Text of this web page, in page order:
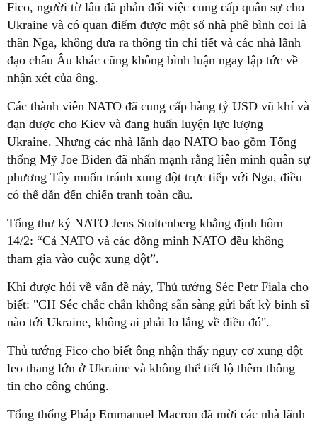
Fico, người từ lâu đã phản đối việc cung cấp quân sự cho
Ukraine và có quan điểm được một số nhà phê bình coi là
thân Nga, không đưa ra thông tin chi tiết và các nhà lãnh
đạo châu Âu khác cũng không bình luận ngay lập tức về
nhận xét của ông.
Các thành viên NATO đã cung cấp hàng tỷ USD vũ khí và
đạn dược cho Kiev và đang huấn luyện lực lượng
Ukraine. Nhưng các nhà lãnh đạo NATO bao gồm Tổng
thống Mỹ Joe Biden đã nhấn mạnh rằng liên minh quân sự
phương Tây muốn tránh xung đột trực tiếp với Nga, điều
có thể dẫn đến chiến tranh toàn cầu.
Tổng thư ký NATO Jens Stoltenberg khẳng định hôm
14/2: “Cả NATO và các đồng minh NATO đều không
tham gia vào cuộc xung đột”.
Khi được hỏi về vấn đề này, Thủ tướng Séc Petr Fiala cho
biết: "CH Séc chắc chắn không sẵn sàng gửi bất kỳ binh sĩ
nào tới Ukraine, không ai phải lo lắng về điều đó".
Thủ tướng Fico cho biết ông nhận thấy nguy cơ xung đột
leo thang lớn ở Ukraine và không thể tiết lộ thêm thông
tin cho công chúng.
Tổng thống Pháp Emmanuel Macron đã mời các nhà lãnh